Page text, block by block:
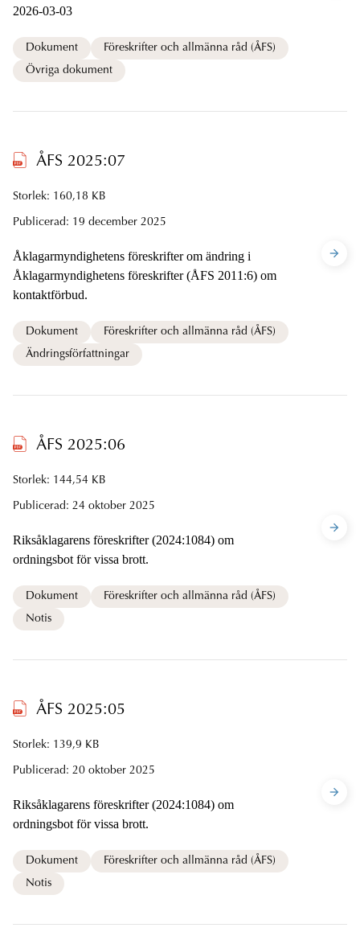
2026-03-03
Dokument
Föreskrifter och allmänna råd (ÅFS)
Övriga dokument
ÅFS 2025:07
Storlek: 160,18 KB
Publicerad: 19 december 2025
Åklagarmyndighetens föreskrifter om ändring i
Åklagarmyndighetens föreskrifter (ÅFS 2011:6) om
kontaktförbud.
Dokument
Föreskrifter och allmänna råd (ÅFS)
Ändringsförfattningar
ÅFS 2025:06
Storlek: 144,54 KB
Publicerad: 24 oktober 2025
Riksåklagarens föreskrifter (2024:1084) om
ordningsbot för vissa brott.
Dokument
Föreskrifter och allmänna råd (ÅFS)
Notis
ÅFS 2025:05
Storlek: 139,9 KB
Publicerad: 20 oktober 2025
Riksåklagarens föreskrifter (2024:1084) om
ordningsbot för vissa brott.
Dokument
Föreskrifter och allmänna råd (ÅFS)
Notis